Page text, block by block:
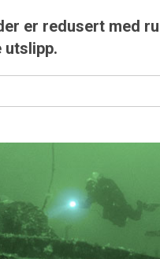
er redusert med
utslipp.